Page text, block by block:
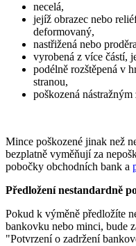
necelá,
jejíž obrazec nebo
deformovaný,
nastřižená nebo
vyrobená z více částí,
podélně rozštěpená v
stranou,
poškozená
Mince poškozené jinak než
bezplatně vyměňují za
pobočky obchodních bank a
Předložení nestandardně
Pokud k výměně předložíte
bankovku nebo minci, bude
"Potvrzení o zadržení